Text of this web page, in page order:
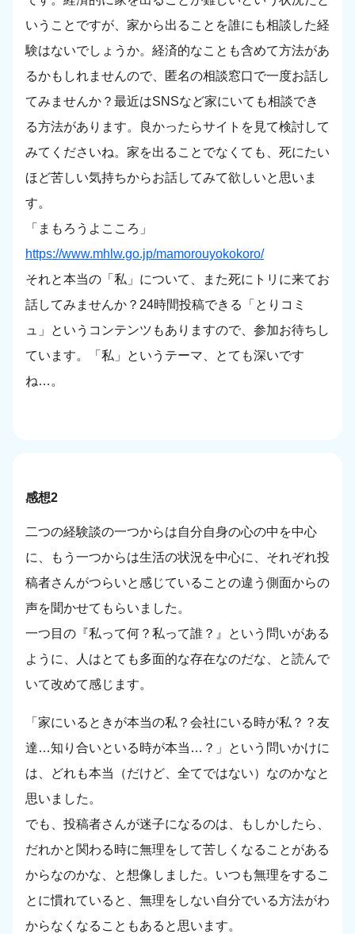
いうことですが、家から出ることを誰にも相談した経
験はないでしょうか。経済的なことも含めて方法があ
るかもしれませんので、匿名の相談窓口で一度お話し
てみませんか？最近はSNSなど家にいても相談でき
る方法があります。良かったらサイトを見て検討して
みてくださいね。家を出ることでなくても、死にたい
ほど苦しい気持ちからお話してみて欲しいと思いま
す。
「まもろうよこころ」
https://www.mhlw.go.jp/mamorouyokokoro/
それと本当の「私」について、また死にトリに来てお
話してみませんか？24時間投稿できる「とりコミ
ュ」というコンテンツもありますので、参加お待ちし
ています。「私」というテーマ、とても深いです
ね…。
感想2
二つの経験談の一つからは自分自身の心の中を中心
に、もう一つからは生活の状況を中心に、それぞれ投
稿者さんがつらいと感じていることの違う側面からの
声を聞かせてもらいました。
一つ目の『私って何？私って誰？』という問いがある
ように、人はとても多面的な存在なのだな、と読んで
いて改めて感じます。
「家にいるときが本当の私？会社にいる時が私？？友
達…知り合いといる時が本当…？」という問いかけに
は、どれも本当（だけど、全てではない）なのかなと
思いました。
でも、投稿者さんが迷子になるのは、もしかしたら、
だれかと関わる時に無理をして苦しくなることがある
からなのかな、と想像しました。いつも無理をするこ
とに慣れていると、無理をしない自分でいる方法がわ
からなくなることもあると思います。